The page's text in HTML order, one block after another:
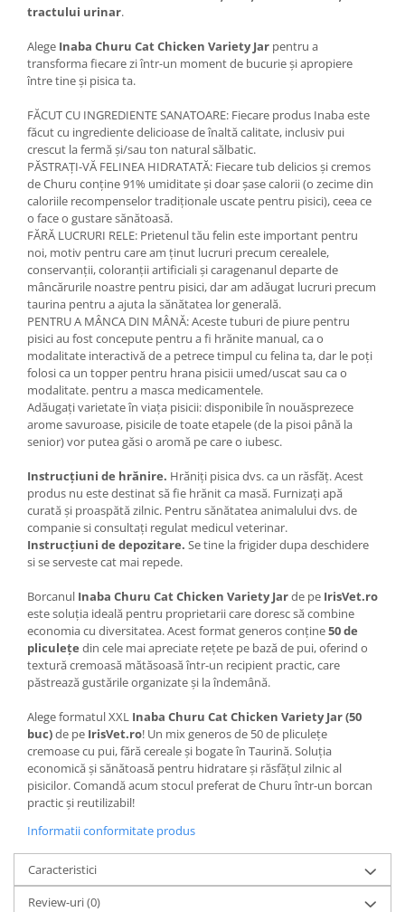
tractului urinar.
Alege Inaba Churu Cat Chicken Variety Jar pentru a
transforma fiecare zi într-un moment de bucurie și apropiere
între tine și pisica ta.
FĂCUT CU INGREDIENTE SANATOARE: Fiecare produs Inaba este
făcut cu ingrediente delicioase de înaltă calitate, inclusiv pui
crescut la fermă și/sau ton natural sălbatic.
PĂSTRAȚI-VĂ FELINEA HIDRATATĂ: Fiecare tub delicios și cremos
de Churu conține 91% umiditate și doar șase calorii (o zecime din
caloriile recompenselor tradiționale uscate pentru pisici), ceea ce
o face o gustare sănătoasă.
FĂRĂ LUCRURI RELE: Prietenul tău felin este important pentru
noi, motiv pentru care am ținut lucruri precum cerealele,
conservanții, coloranții artificiali și caragenanul departe de
mâncărurile noastre pentru pisici, dar am adăugat lucruri precum
taurina pentru a ajuta la sănătatea lor generală.
PENTRU A MÂNCA DIN MÂNĂ: Aceste tuburi de piure pentru
pisici au fost concepute pentru a fi hrănite manual, ca o
modalitate interactivă de a petrece timpul cu felina ta, dar le poți
folosi ca un topper pentru hrana pisicii umed/uscat sau ca o
modalitate. pentru a masca medicamentele.
Adăugați varietate în viața pisicii: disponibile în nouăsprezece
arome savuroase, pisicile de toate etapele (de la pisoi până la
senior) vor putea găsi o aromă pe care o iubesc.
Instrucțiuni de hrănire. Hrăniți pisica dvs. ca un răsfăț. Acest
produs nu este destinat să fie hrănit ca masă. Furnizați apă
curată și proaspătă zilnic. Pentru sănătatea animalului dvs. de
companie si consultați regulat medicul veterinar.
Instrucțiuni de depozitare. Se tine la frigider dupa deschidere
si se serveste cat mai repede.
Borcanul Inaba Churu Cat Chicken Variety Jarde pe IrisVet.ro
este soluția ideală pentru proprietarii care doresc să combine
economia cu diversitatea. Acest format generos conține50 de
pliculețe din cele mai apreciate rețete pe bază de pui, oferind o
textură cremoasă mătăsoasă într-un recipient practic, care
păstrează gustările organizate și la îndemână.
Alege formatul XXL Inaba Churu Cat Chicken Variety Jar (50
buc)de pe IrisVet.ro! Un mix generos de 50 de pliculețe
cremoase cu pui, fără cereale și bogate în Taurină. Soluția
economică și sănătoasă pentru hidratare și răsfățul zilnic al
pisicilor. Comandă acum stocul preferat de Churu într-un borcan
practic și reutilizabil!
Informatii conformitate produs
Caracteristici
Review-uri(0)